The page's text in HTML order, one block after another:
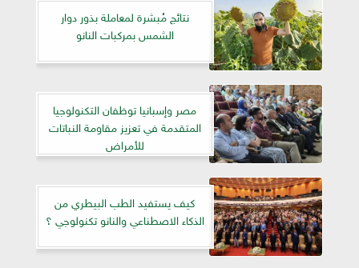
نتائج مُبشرة لمعاملة بذور دوار
الشمس بمركبات النانو
مصر وإسبانيا توظفان التكنولوجيا
المتقدمة في تعزيز مقاومة النباتات
للأمراض
كيف يستفيد الطب البيطري من
الذكاء الاصطناعي والنانو تكنولوجي ؟